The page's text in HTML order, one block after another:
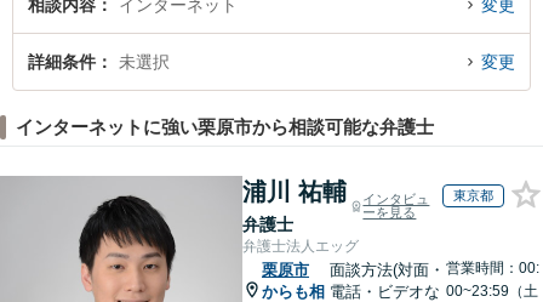
内の弁護士に相談予約したい』などでお困りの相談者さんにおすすめです。
相談内容 インターネット 変更
詳細条件 未選択 変更
インターネットに強い栗原市から相談可能な弁護士
浦川 祐輔
弁護士
インタビュ
ーを見る
東京都
弁護士法人エッグ
栗原市
からも相
面談方法(対面・
電話・ビデオな
営業時間：00:
00~23:59（土